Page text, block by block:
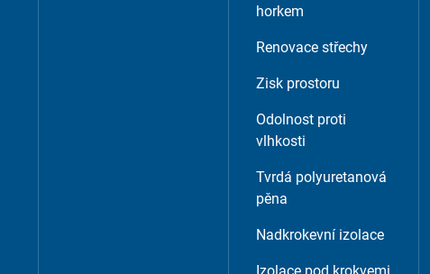
horkem
Renovace střechy
Zisk prostoru
Odolnost proti
vlhkosti
Tvrdá polyuretanová
pěna
Nadkrokevní izolace